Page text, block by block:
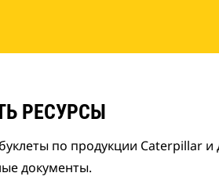
РЕСУРСЫ
по продукции Caterpillar и
документы.